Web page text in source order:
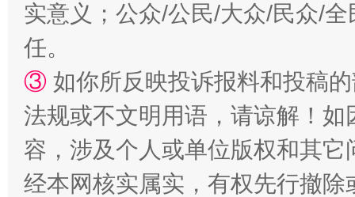
实意义；公众/公民/大众/民众/
任。
③ 如你所反映投诉报料和投稿
法规或不文明用语，请谅解！
容，涉及个人或单位版权和其它
经本网核实属实，有权先行撤